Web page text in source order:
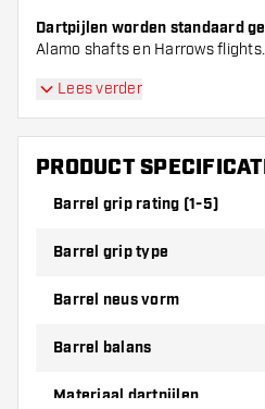
Dartpijlen worden standaard
Alamo shafts en Harrows flights.
Lees verder
PRODUCT
Barrel grip rating (1-5)
Barrel grip type
Barrel neus vorm
Barrel balans
Materiaal dartpijlen